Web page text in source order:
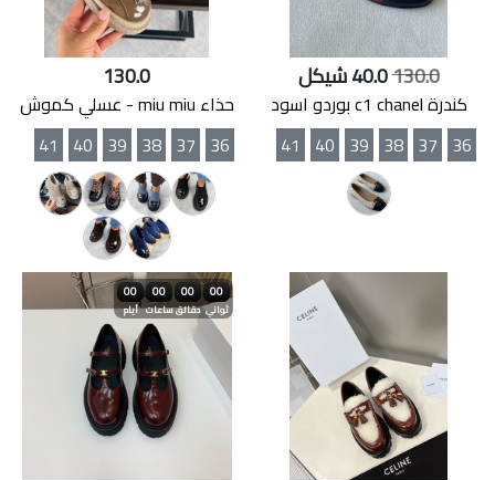
130.040.0 شيكل
كندرة c1 chanel بوردو اسود
36
37
38
39
40
41
130.0
حذاء miu miu - عسلي كموش
36
37
38
39
40
41
00
أيام
00
ساعات
00
دقائق
00
ثواني